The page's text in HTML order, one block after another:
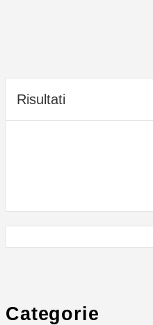
Risultati
Categorie